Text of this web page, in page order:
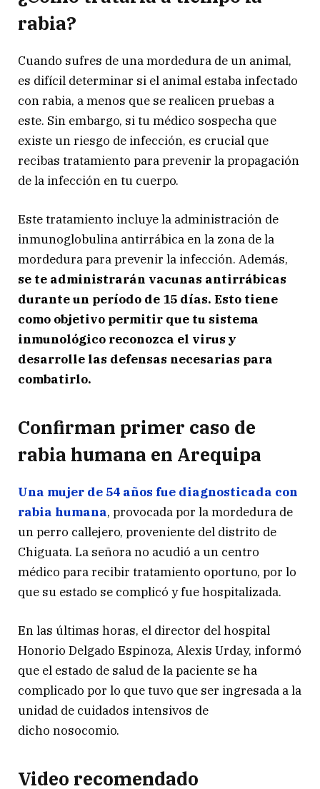
rabia?
Cuando sufres de una mordedura de un animal,
es difícil determinar si el animal estaba infectado
con rabia, a menos que se realicen pruebas a
este. Sin embargo, si tu médico sospecha que
existe un riesgo de infección, es crucial que
recibas tratamiento para prevenir la propagación
de la infección en tu cuerpo.
Este tratamiento incluye la administración de
inmunoglobulina antirrábica en la zona de la
mordedura para prevenir la infección. Además,
se te administrarán vacunas antirrábicas
durante un período de 15 días. Esto tiene
como objetivo permitir que tu sistema
inmunológico reconozca el virus y
desarrolle las defensas necesarias para
combatirlo.
Confirman primer caso de
rabia humana en Arequipa
Una mujer de 54 años fue diagnosticada con
rabia humana, provocada por la mordedura de
un perro callejero, proveniente del distrito de
Chiguata. La señora no acudió a un centro
médico para recibir tratamiento oportuno, por lo
que su estado se complicó y fue hospitalizada.
En las últimas horas, el director del hospital
Honorio Delgado Espinoza, Alexis Urday, informó
que el estado de salud de la paciente se ha
complicado por lo que tuvo que ser ingresada a la
unidad de cuidados intensivos de
dicho nosocomio.
Video recomendado